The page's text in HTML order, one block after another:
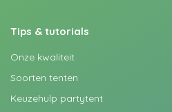
Tips & tutorials
Onze kwaliteit
Soorten tenten
Keuzehulp partytent